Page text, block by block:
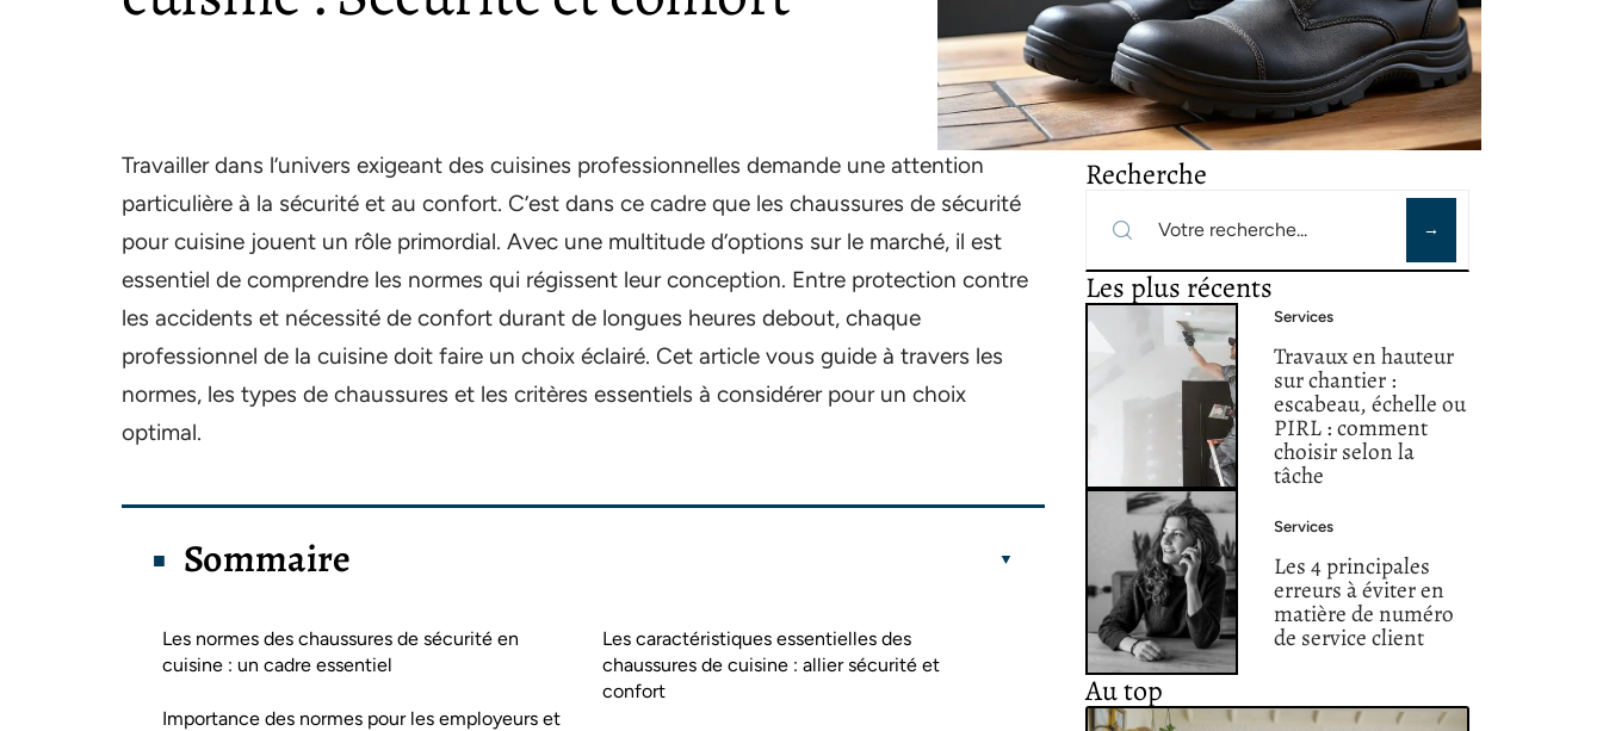
Travailler dans l’univers exigeant des cuisines professionnelles demande une attention
particulière à la sécurité et au confort. C’est dans ce cadre que les chaussures de sécurité
pour cuisine jouent un rôle primordial. Avec une multitude d’options sur le marché, il est
essentiel de comprendre les normes qui régissent leur conception. Entre protection contre
les accidents et nécessité de confort durant de longues heures debout, chaque
professionnel de la cuisine doit faire un choix éclairé. Cet article vous guide à travers les
normes, les types de chaussures et les critères essentiels à considérer pour un choix
optimal.
Sommaire
Les normes des chaussures de sécurité en
cuisine : un cadre essentiel
Importance des normes pour les employeurs et
Les caractéristiques essentielles des
chaussures de cuisine : allier sécurité et
confort
Recherche
Les plus récents
Services
Travaux en hauteur
sur chantier :
escabeau, échelle ou
PIRL : comment
choisir selon la
tâche
Services
Les 4 principales
erreurs à éviter en
matière de numéro
de service client
Au top